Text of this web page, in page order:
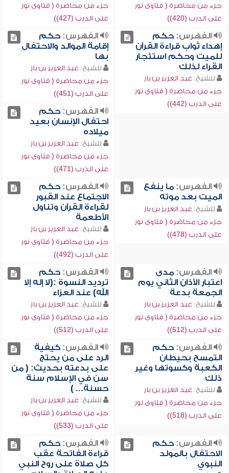
جزء من محاضرة ( فتاوى نور
على الدرب (420))
جزء من محاضرة ( فتاوى نور
على الدرب (427))
الفهرس:حكم
إهداء ثواب قراءة القرآن
للميت وحكم استئجار
القراء لذلك
للشيخ: عبد العزيز بن باز
جزء من محاضرة ( فتاوى نور
على الدرب (442))
الفهرس:حكم
إقامة الموالد والاحتفال
بها
للشيخ: عبد العزيز بن باز
جزء من محاضرة ( فتاوى نور
على الدرب (451))
الفهرس:حكم
احتفال الإنسان بعيد
ميلاده
للشيخ: عبد العزيز بن باز
جزء من محاضرة ( فتاوى نور
على الدرب (471))
الفهرس:ما ينفع
الميت بعد موته
للشيخ: عبد العزيز بن باز
جزء من محاضرة ( فتاوى نور
على الدرب (478))
الفهرس:حكم
الاجتماع عند القبور
لقراءة القرآن وتناول
الأطعمة
للشيخ: عبد العزيز بن باز
جزء من محاضرة ( فتاوى نور
على الدرب (492))
الفهرس:مدى
اعتبار الأذان الثاني يوم
الجمعة بدعة
للشيخ: عبد العزيز بن باز
جزء من محاضرة ( فتاوى نور
على الدرب (512))
الفهرس:حكم
ترديد النسوة :(لا إله إلا
الله) عند العزاء
للشيخ: عبد العزيز بن باز
جزء من محاضرة ( فتاوى نور
على الدرب (512))
الفهرس:حكم
التمسح بحيطان
الكعبة وكسوتها وغير
ذلك
للشيخ: عبد العزيز بن باز
جزء من محاضرة ( فتاوى نور
على الدرب (518))
الفهرس:كيفية
الرد على من يحتج
على بدعته بحديث: ( من
سن في الإسلام سنة
حسنة... )
للشيخ: عبد العزيز بن باز
جزء من محاضرة ( فتاوى نور
على الدرب (533))
الفهرس:حكم
الاحتفال بالمولد
النبوي
الفهرس:حكم
قراءة الفاتحة عقب
كل صلاة على روح النبي